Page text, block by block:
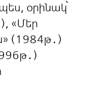
օրինակ՝
«Մեր
(1984թ․)